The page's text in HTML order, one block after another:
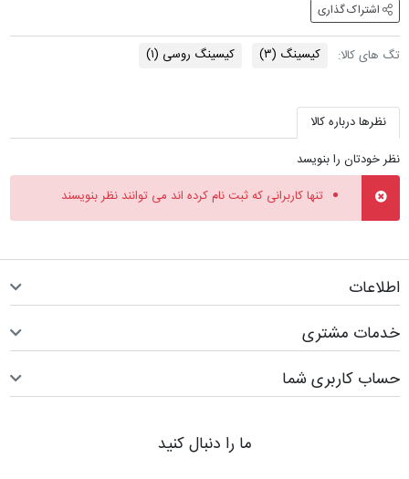
اشتراک گذاری
تگ های کالا: کیسینگ (۳) کیسینگ روسی (۱)
نظرها درباره کالا
نظر خودتان را بنویسد
تنها کاربرانی که ثبت نام کرده اند می توانند نظر بنویسند
اطلاعات
خدمات مشتری
حساب کاربری شما
ما را دنبال کنید